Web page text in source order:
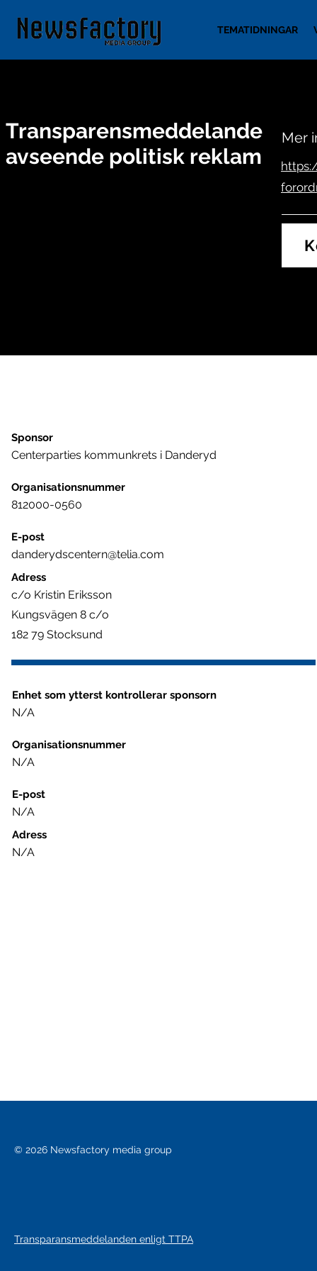
TEMATIDNINGAR
Transparensmeddelande
avseende politisk reklam
Mer
Sponsor
Centerparties kommunkrets i Danderyd
Organisationsnummer
812000-0560
E-post
danderydscentern@telia.com
Adress
c/o Kristin Eriksson
Kungsvägen 8 c/o
182 79 Stocksund
Enhet som ytterst kontrollerar sponsorn
N/A
Organisationsnummer
N/A
E-post
N/A
Adress
N/A
© 2026 Newsfactory media group
Transparansmeddelanden enligt TTPA